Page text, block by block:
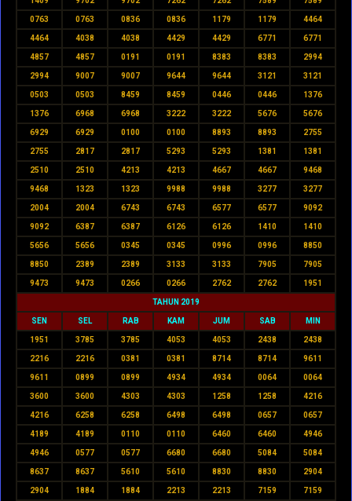
0763 0763 0836 0836 1179 1179 4464
4464 4038 4038 4429 4429 6771 6771
4857 4857 0191 0191 8383 8383 2994
2994 9007 9007 9644 9644 3121 3121
0503 0503 8459 8459 0446 0446 1376
1376 6968 6968 3222 3222 5676 5676
6929 6929 0100 0100 8893 8893 2755
2755 2817 2817 5293 5293 1381 1381
2510 2510 4213 4213 4667 4667 9468
9468 1323 1323 9988 9988 3277 3277
2004 2004 6743 6743 6577 6577 9092
9092 6387 6387 6126 6126 1410 1410
5656 5656 0345 0345 0996 0996 8850
8850 2389 2389 3133 3133 7905 7905
9473 9473 0266 0266 2762 2762 1951
TAHUN 2019
SEN SEL RAB KAM JUM SAB MIN
1951 3785 3785 4053 4053 2438 2438
2216 2216 0381 0381 8714 8714 9611
9611 0899 0899 4934 4934 0064 0064
3600 3600 4303 4303 1258 1258 4216
4216 6258 6258 6498 6498 0657 0657
4189 4189 0110 0110 6460 6460 4946
4946 0577 0577 6680 6680 5084 5084
8637 8637 5610 5610 8830 8830 2904
2904 1884 1884 2213 2213 7159 7159